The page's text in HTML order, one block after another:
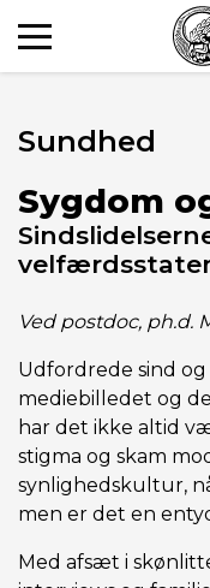
Sundhed
Sygdom
Ved postdoc, ph.d.
Udfordrede sind
mediebilledet og
har det ikke altid
stigma og skam
synlighedskultur,
men er det en
Med afsæt i